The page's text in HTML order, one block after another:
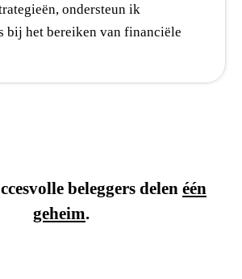
ondersteun ik
bij het bereiken van financiële
beleggers delen één
geheim.